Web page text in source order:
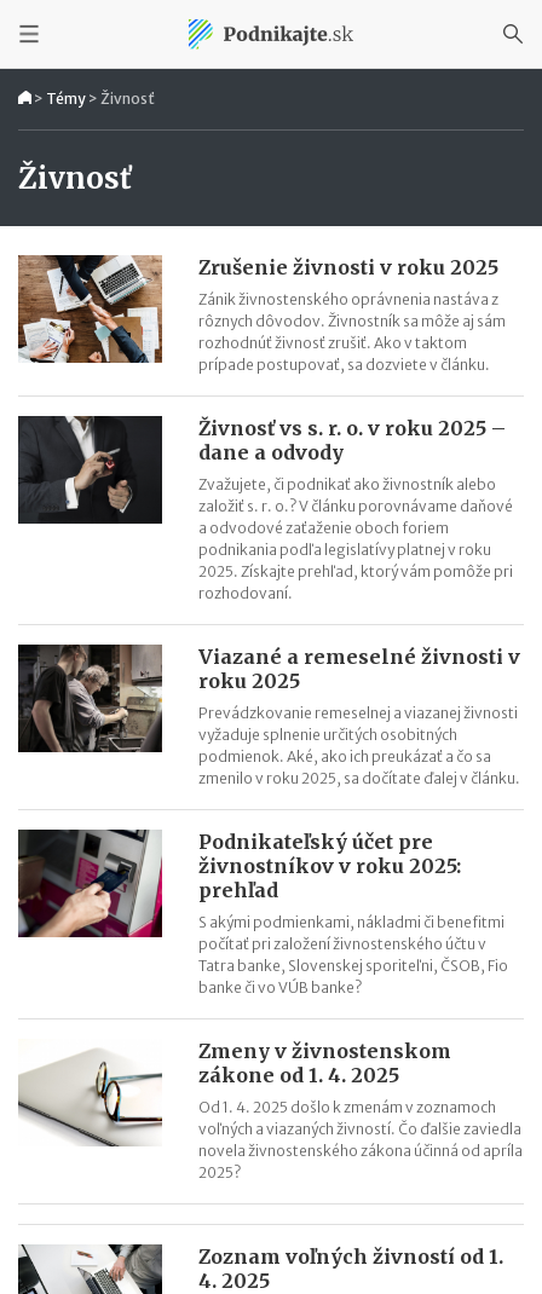
> Témy > Živnosť
Živnosť
Zrušenie živnosti v roku 2025
Zánik živnostenského oprávnenia nastáva z
rôznych dôvodov. Živnostník sa môže aj sám
rozhodnúť živnosť zrušiť. Ako v taktom
prípade postupovať, sa dozviete v článku.
Živnosť vs s. r. o. v roku 2025 –
dane a odvody
Zvažujete, či podnikať ako živnostník alebo
založiť s. r. o.? V článku porovnávame daňové
a odvodové zaťaženie oboch foriem
podnikania podľa legislatívy platnej v roku
2025. Získajte prehľad, ktorý vám pomôže pri
rozhodovaní.
Viazané a remeselné živnosti v
roku 2025
Prevádzkovanie remeselnej a viazanej živnosti
vyžaduje splnenie určitých osobitných
podmienok. Aké, ako ich preukázať a čo sa
zmenilo v roku 2025, sa dočítate ďalej v článku.
Podnikateľský účet pre
živnostníkov v roku 2025:
prehľad
S akými podmienkami, nákladmi či benefitmi
počítať pri založení živnostenského účtu v
Tatra banke, Slovenskej sporiteľni, ČSOB, Fio
banke či vo VÚB banke?
Zmeny v živnostenskom
zákone od 1. 4. 2025
Od 1. 4. 2025 došlo k zmenám v zoznamoch
voľných a viazaných živností. Čo ďalšie zaviedla
novela živnostenského zákona účinná od apríla
2025?
Zoznam voľných živností od 1.
4. 2025